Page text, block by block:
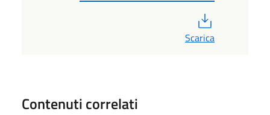
Scarica
Contenuti correlati